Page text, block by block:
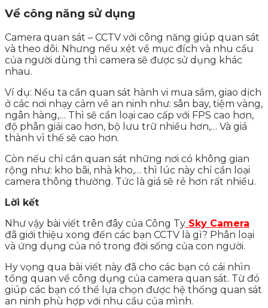
Về công năng sử dụng
Camera quan sát – CCTV với công năng giúp quan sát
và theo dõi. Nhưng nếu xét về mục đích và nhu cầu
của người dùng thì camera sẽ được sử dụng khác
nhau.
Ví dụ: Nếu ta cần quan sát hành vi mua sắm, giao dịch
ở các nơi nhạy cảm về an ninh như: sân bay, tiệm vàng,
ngân hàng,… Thì sẽ cần loại cao cấp với FPS cao hơn,
độ phân giải cao hơn, bộ lưu trữ nhiều hơn,… Và giá
thành vì thế sẽ cao hơn.
Còn nếu chỉ cần quan sát những nơi có không gian
rộng như: kho bãi, nhà kho,… thì lúc này chỉ cần loại
camera thông thường. Tức là giá sẽ rẻ hơn rất nhiều.
Lời kết
Như vậy bài viết trên đây của Công Ty Sky Camera
đã giới thiệu xong đến các bạn CCTV là gì? Phân loại
và ứng dụng của nó trong đời sống của con người.
Hy vọng qua bài viết này đã cho các bạn có cái nhìn
tổng quan về công dụng của camera quan sát. Từ đó
giúp các bạn có thể lựa chọn được hệ thống quan sát
an ninh phù hợp với nhu cầu của mình.